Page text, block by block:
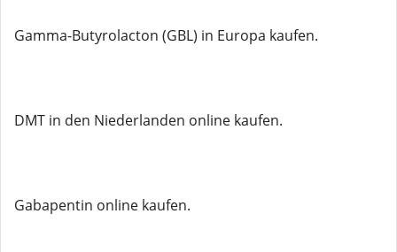
Gamma-Butyrolacton (GBL) in Europa kaufen.
DMT in den Niederlanden online kaufen.
Gabapentin online kaufen.